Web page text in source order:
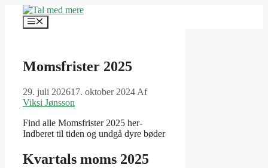
indhold
Menu
Momsfrister 2025
29. juli 202617. oktober 2024 Af
Viksi Jønsson
Find alle Momsfrister 2025 her-
Indberet til tiden og undgå dyre bøder
Kvartals moms 2025